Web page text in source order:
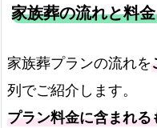
家族葬の流れと料
家族葬プランの流れを
列でご紹介します。
プラン料金に含まれ